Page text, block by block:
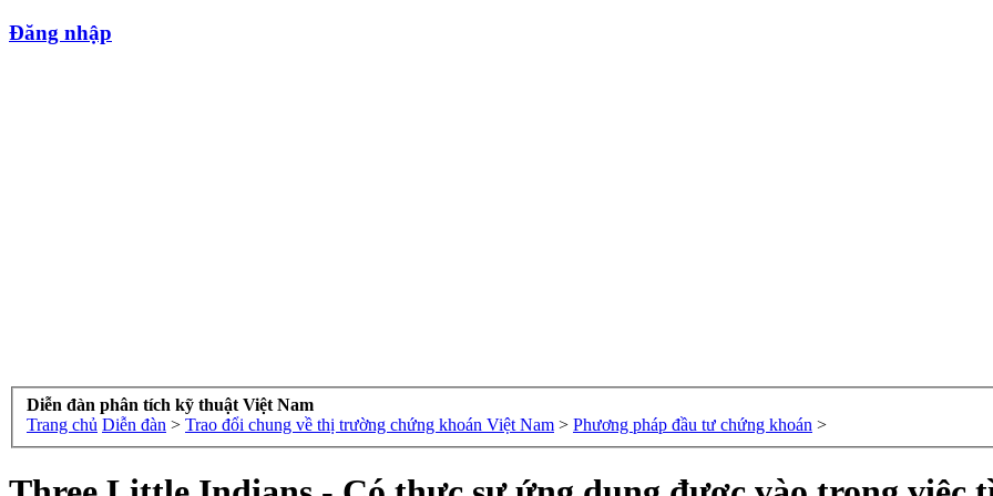
Đăng nhập
Diễn đàn phân tích kỹ thuật Việt Nam
Trang chủ Diễn đàn > Trao đổi chung về thị trường chứng khoán Việt Nam > Phương pháp đầu tư chứng khoán >